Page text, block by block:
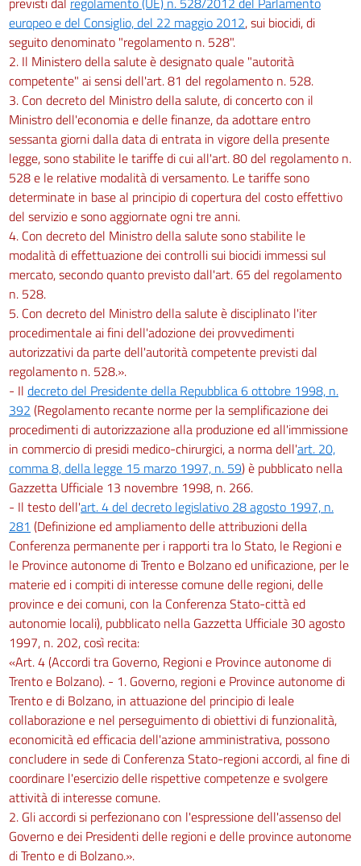
europeo e del Consiglio, del 22 maggio 2012, sui biocidi, di
seguito denominato "regolamento n. 528".
2. Il Ministero della salute è designato quale "autorità
competente" ai sensi dell'art. 81 del regolamento n. 528.
3. Con decreto del Ministro della salute, di concerto con il
Ministro dell'economia e delle finanze, da adottare entro
sessanta giorni dalla data di entrata in vigore della presente
legge, sono stabilite le tariffe di cui all'art. 80 del regolamento n.
528 e le relative modalità di versamento. Le tariffe sono
determinate in base al principio di copertura del costo effettivo
del servizio e sono aggiornate ogni tre anni.
4. Con decreto del Ministro della salute sono stabilite le
modalità di effettuazione dei controlli sui biocidi immessi sul
mercato, secondo quanto previsto dall'art. 65 del regolamento
n. 528.
5. Con decreto del Ministro della salute è disciplinato l'iter
procedimentale ai fini dell'adozione dei provvedimenti
autorizzativi da parte dell'autorità competente previsti dal
regolamento n. 528.».
- Il decreto del Presidente della Repubblica 6 ottobre 1998, n.
392 (Regolamento recante norme per la semplificazione dei
procedimenti di autorizzazione alla produzione ed all'immissione
in commercio di presidi medico-chirurgici, a norma dell'art. 20,
comma 8, della legge 15 marzo 1997, n. 59) è pubblicato nella
Gazzetta Ufficiale 13 novembre 1998, n. 266.
- Il testo dell'art. 4 del decreto legislativo 28 agosto 1997, n.
281 (Definizione ed ampliamento delle attribuzioni della
Conferenza permanente per i rapporti tra lo Stato, le Regioni e
le Province autonome di Trento e Bolzano ed unificazione, per le
materie ed i compiti di interesse comune delle regioni, delle
province e dei comuni, con la Conferenza Stato-città ed
autonomie locali), pubblicato nella Gazzetta Ufficiale 30 agosto
1997, n. 202, così recita:
«Art. 4 (Accordi tra Governo, Regioni e Province autonome di
Trento e Bolzano). - 1. Governo, regioni e Province autonome di
Trento e di Bolzano, in attuazione del principio di leale
collaborazione e nel perseguimento di obiettivi di funzionalità,
economicità ed efficacia dell'azione amministrativa, possono
concludere in sede di Conferenza Stato-regioni accordi, al fine di
coordinare l'esercizio delle rispettive competenze e svolgere
attività di interesse comune.
2. Gli accordi si perfezionano con l'espressione dell'assenso del
Governo e dei Presidenti delle regioni e delle province autonome
di Trento e di Bolzano.».